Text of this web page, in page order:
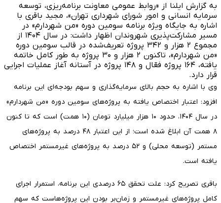
به گزارش ایلنا از «روابط عمومی معاونت برنامه‌ریزی، توسعه‌
سرمایه‌ انسانی ‌و امور شورای شهرداری تهران»، مجید باقری با
اشاره به جایگاه ویژه برنامه سومین دوره «من شهردارم» در
مسیر مشارکت‌پذیری شهروندان اظهار داشت: در سال ۱۴۰۴ از
مجموع ۲ هزار و ۳۴۲ پروژه تعریف‌شده در قالب سومین دوره
«من شهردارم»، تاکنون ۲ هزار و ۳۰ پروژه به طور کامل خاتمه
یافته، ۱۶۴ پروژه فعّال و ۱۴۸ پروژه در آستانه آغاز عملیات اجرایی
قرار دارد.
وی با اشاره به حجم بالای سرمایه‌گذاری و سهم بودجه‌ای این برنامه
افزود: اعتبار اختصاص یافته به پروژه‌های سومین دوره «من شهردارم»
در سال ۱۴۰۴، حدود ۱۰ هزار میلیارد تومان (۱۰ همت) است که تا کنون
۸ همت آن ابلاغ شده است؛ از این اعتبار ۴۸ درصد به پروژه‌های
مستمر (توسعه محلی) و ۵۲ درصد به پروژه‌های غیرمستمر اختصاص
یافته است.
باقری تصریح کرد: علت تحقق ۶۵ درصدی این برنامه، استمرار اجرای
کامل پروژه‌های غیرمستمر و زمان‌بر بودن این پروژه‌هاست که سهم